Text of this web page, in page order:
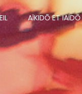
AÏKIDŌ ET IAÏDŌ